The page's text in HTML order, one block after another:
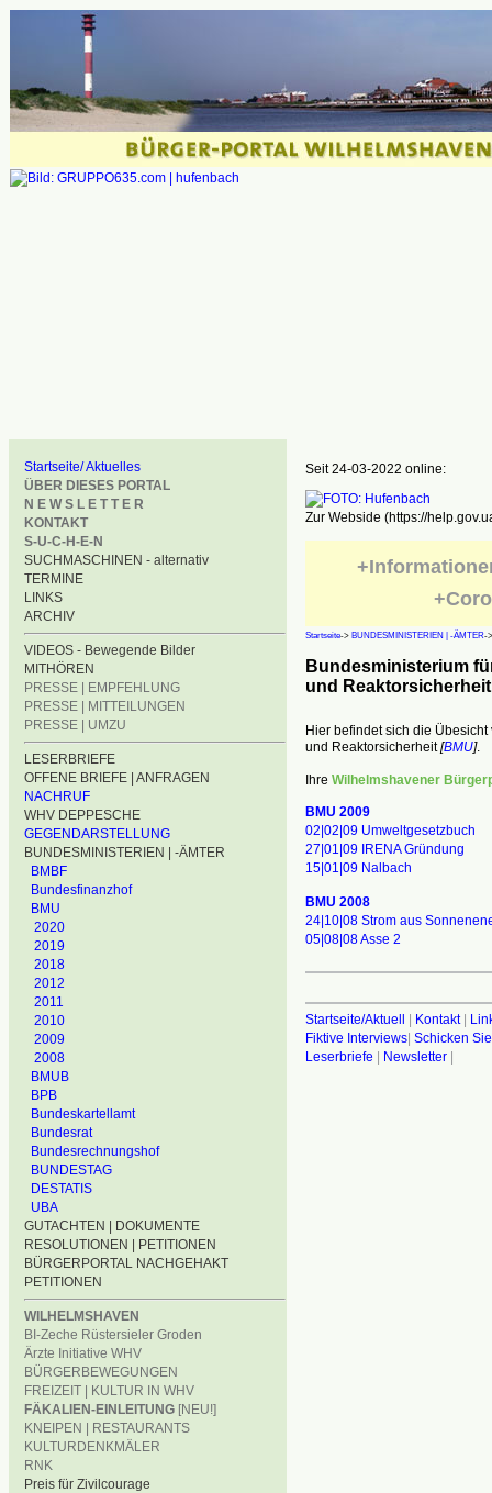
Startseite/ Aktuelles
ÜBER DIESES PORTAL
N E W S L E T T E R
KONTAKT
S-U-C-H-E-N
SUCHMASCHINEN - alternativ
TERMINE
LINKS
ARCHIV
VIDEOS - Bewegende Bilder
MITHÖREN
PRESSE | EMPFEHLUNG
PRESSE | MITTEILUNGEN
PRESSE | UMZU
LESERBRIEFE
OFFENE BRIEFE | ANFRAGEN
NACHRUF
WHV DEPPESCHE
GEGENDARSTELLUNG
BUNDESMINISTERIEN | -ÄMTER
BMBF
Bundesfinanzhof
BMU
2020
2019
2018
2012
2011
2010
2009
2008
BMUB
BPB
Bundeskartellamt
Bundesrat
Bundesrechnungshof
BUNDESTAG
DESTATIS
UBA
GUTACHTEN | DOKUMENTE
RESOLUTIONEN | PETITIONEN
BÜRGERPORTAL NACHGEHAKT
PETITIONEN
WILHELMSHAVEN
BI-Zeche Rüstersieler Groden
Ärzte Initiative WHV
BÜRGERBEWEGUNGEN
FREIZEIT | KULTUR IN WHV
FÄKALIEN-EINLEITUNG [NEU!]
KNEIPEN | RESTAURANTS
KULTURDENKMÄLER
RNK
Preis für Zivilcourage
Seit 24-03-2022 online:
Zur Webside (https://
Startseite-> BUNDESMINISTERIEN | -ÄMTER-
Bundesministerium
und Reaktorsicherheit
Hier befindet sich die
und Reaktorsicherheit[BMU].
Ihre Wilhelmshavener
BMU 2009
02|02|09 Umweltgesetzbuch
27|01|09 IRENA Gründung
15|01|09 Nalbach
BMU 2008
24|10|08 Strom aus
05|08|08 Asse 2
Startseite/Aktuell Kontakt|
Fiktive Interviews| Schicken
Leserbriefe
Newsletter|